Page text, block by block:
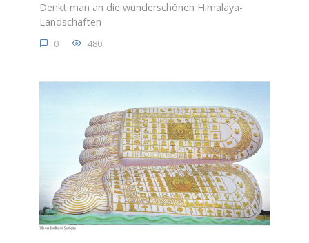
Denkt man an die wunderschönen Himalaya-
Landschaften
0 480